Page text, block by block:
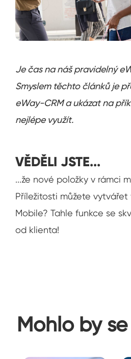
Je čas na náš pravidelný
Smyslem těchto článků je
eWay-CRM a ukázat na
nejlépe využít.
VĚDĚLI JSTE...
...že nové položky v rámci
Příležitosti můžete
Mobile? Tahle funkce se
od klienta!
Mohlo by